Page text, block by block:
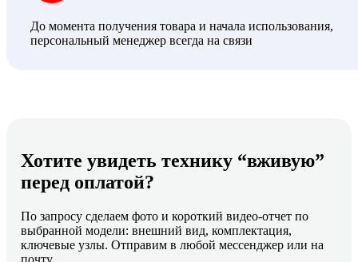
До момента получения товара и начала использования,
персональный менеджер всегда на связи
Хотите увидеть технику “вживую”
перед оплатой?
По запросу сделаем фото и короткий видео-отчет по
выбранной модели: внешний вид, комплектация,
ключевые узлы. Отправим в любой мессенджер или на
почту.